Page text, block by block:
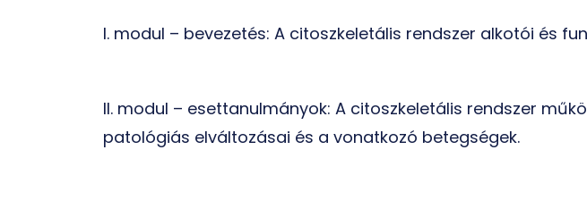
I. modul – bevezetés: A citoszkeletális rendszer alkotói és
II. modul – esettanulmányok: A citoszkeletális rendszer
patológiás elváltozásai és a vonatkozó betegségek.